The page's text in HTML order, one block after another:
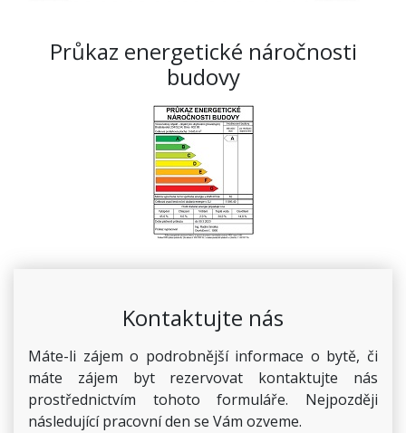
Průkaz energetické náročnosti
budovy
Kontaktujte nás
Máte-li zájem o podrobnější informace o bytě, či
máte zájem byt rezervovat kontaktujte nás
prostřednictvím tohoto formuláře. Nejpozději
následující pracovní den se Vám ozveme.